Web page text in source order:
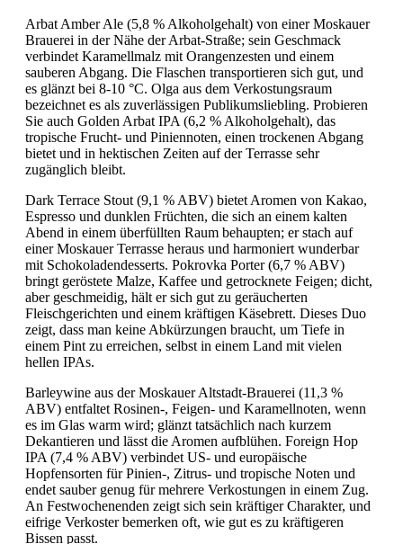
Arbat Amber Ale (5,8 % Alkoholgehalt) von einer Moskauer
Brauerei in der Nähe der Arbat-Straße; sein Geschmack
verbindet Karamellmalz mit Orangenzesten und einem
sauberen Abgang. Die Flaschen transportieren sich gut, und
es glänzt bei 8-10 °C. Olga aus dem Verkostungsraum
bezeichnet es als zuverlässigen Publikumsliebling. Probieren
Sie auch Golden Arbat IPA (6,2 % Alkoholgehalt), das
tropische Frucht- und Piniennoten, einen trockenen Abgang
bietet und in hektischen Zeiten auf der Terrasse sehr
zugänglich bleibt.
Dark Terrace Stout (9,1 % ABV) bietet Aromen von Kakao,
Espresso und dunklen Früchten, die sich an einem kalten
Abend in einem überfüllten Raum behaupten; er stach auf
einer Moskauer Terrasse heraus und harmoniert wunderbar
mit Schokoladendesserts. Pokrovka Porter (6,7 % ABV)
bringt geröstete Malze, Kaffee und getrocknete Feigen; dicht,
aber geschmeidig, hält er sich gut zu geräucherten
Fleischgerichten und einem kräftigen Käsebrett. Dieses Duo
zeigt, dass man keine Abkürzungen braucht, um Tiefe in
einem Pint zu erreichen, selbst in einem Land mit vielen
hellen IPAs.
Barleywine aus der Moskauer Altstadt-Brauerei (11,3 %
ABV) entfaltet Rosinen-, Feigen- und Karamellnoten, wenn
es im Glas warm wird; glänzt tatsächlich nach kurzem
Dekantieren und lässt die Aromen aufblühen. Foreign Hop
IPA (7,4 % ABV) verbindet US- und europäische
Hopfensorten für Pinien-, Zitrus- und tropische Noten und
endet sauber genug für mehrere Verkostungen in einem Zug.
An Festwochenenden zeigt sich sein kräftiger Charakter, und
eifrige Verkoster bemerken oft, wie gut es zu kräftigeren
Bissen passt.